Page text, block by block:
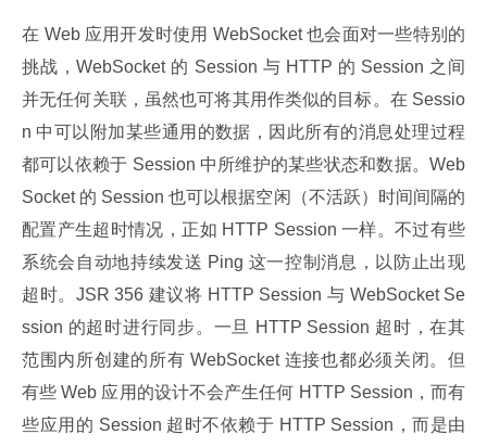
在 Web 应用开发时使用 WebSocket 也会面对一些特别的
挑战，WebSocket 的 Session 与 HTTP 的 Session 之间
并无任何关联，虽然也可将其用作类似的目标。在 Sessio
n 中可以附加某些通用的数据，因此所有的消息处理过程
都可以依赖于 Session 中所维护的某些状态和数据。Web
Socket 的 Session 也可以根据空闲（不活跃）时间间隔的
配置产生超时情况，正如 HTTP Session 一样。不过有些
系统会自动地持续发送 Ping 这一控制消息，以防止出现
超时。JSR 356 建议将 HTTP Session 与 WebSocket Se
ssion 的超时进行同步。一旦 HTTP Session 超时，在其
范围内所创建的所有 WebSocket 连接也都必须关闭。但
有些 Web 应用的设计不会产生任何 HTTP Session，而有
些应用的 Session 超时不依赖于 HTTP Session，而是由